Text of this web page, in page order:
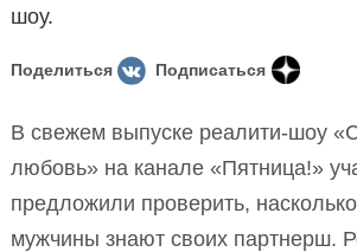
шоу.
Поделиться Подписаться
В свежем выпуске реалити-шоу
любовь» на канале «Пятница!»
предложили проверить,
мужчины знают своих партнерш.